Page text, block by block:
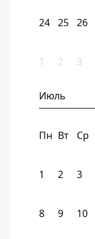
24 25 26
1 2 3
Июль
Пн Вт Ср
1 2 3
8 9 10